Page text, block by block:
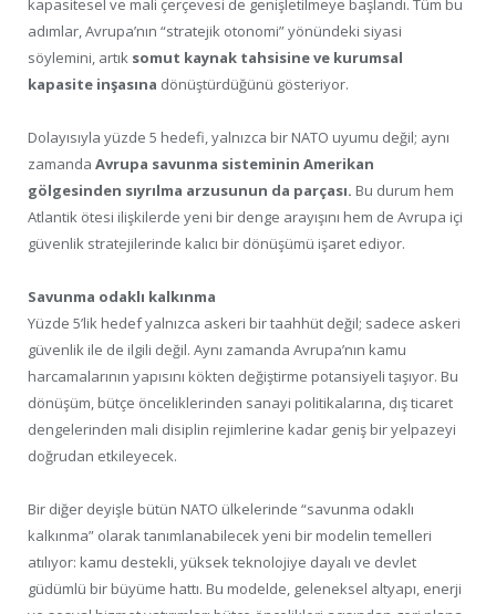
adımlar, Avrupa’nın “stratejik otonomi” yönündeki siyasi
söylemini, artık somut kaynak tahsisine ve kurumsal
kapasite inşasına dönüştürdüğünü gösteriyor.
Dolayısıyla yüzde 5 hedefi, yalnızca bir NATO uyumu değil; aynı
zamanda Avrupa savunma sisteminin Amerikan
gölgesinden sıyrılma arzusunun da parçası. Bu durum hem
Atlantik ötesi ilişkilerde yeni bir denge arayışını hem de Avrupa içi
güvenlik stratejilerinde kalıcı bir dönüşümü işaret ediyor.
Savunma odaklı kalkınma
Yüzde 5’lik hedef yalnızca askeri bir taahhüt değil; sadece askeri
güvenlik ile de ilgili değil. Aynı zamanda Avrupa’nın kamu
harcamalarının yapısını kökten değiştirme potansiyeli taşıyor. Bu
dönüşüm, bütçe önceliklerinden sanayi politikalarına, dış ticaret
dengelerinden mali disiplin rejimlerine kadar geniş bir yelpazeyi
doğrudan etkileyecek.
Bir diğer deyişle bütün NATO ülkelerinde “savunma odaklı
kalkınma” olarak tanımlanabilecek yeni bir modelin temelleri
atılıyor: kamu destekli, yüksek teknolojiye dayalı ve devlet
güdümlü bir büyüme hattı. Bu modelde, geleneksel altyapı, enerji